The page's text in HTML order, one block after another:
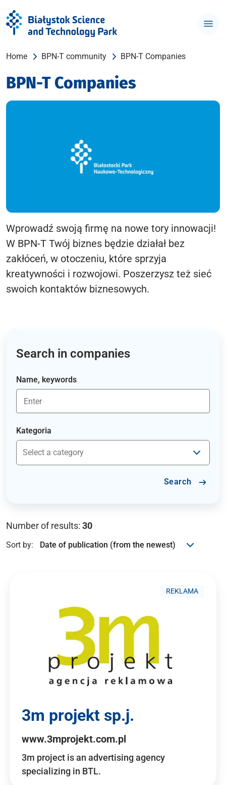
Home BPN-T community BPN-T Companies
BPN-T Companies
Wprowadź swoją firmę na nowe tory innowacji!
W BPN-T Twój biznes będzie działał bez
zakłóceń, w otoczeniu, które sprzyja
kreatywności i rozwojowi. Poszerzysz też sieć
swoich kontaktów biznesowych.
Search in companies
Name, keywords
Kategoria
Search
Number of results: 30
Sort by:
REKLAMA
3m projekt sp.j.
www.3mprojekt.com.pl
3m project is an advertising agency
specializing in BTL.